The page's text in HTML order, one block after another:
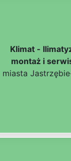
Klimat -
montaż i
miasta